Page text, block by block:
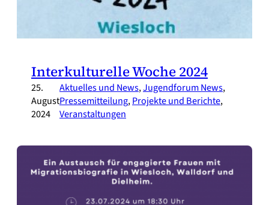
Interkulturelle Woche 2024
25.
August
2024
Aktuelles und News, Jugendforum News
Pressemitteilung, Projekte und Berichte
Veranstaltungen